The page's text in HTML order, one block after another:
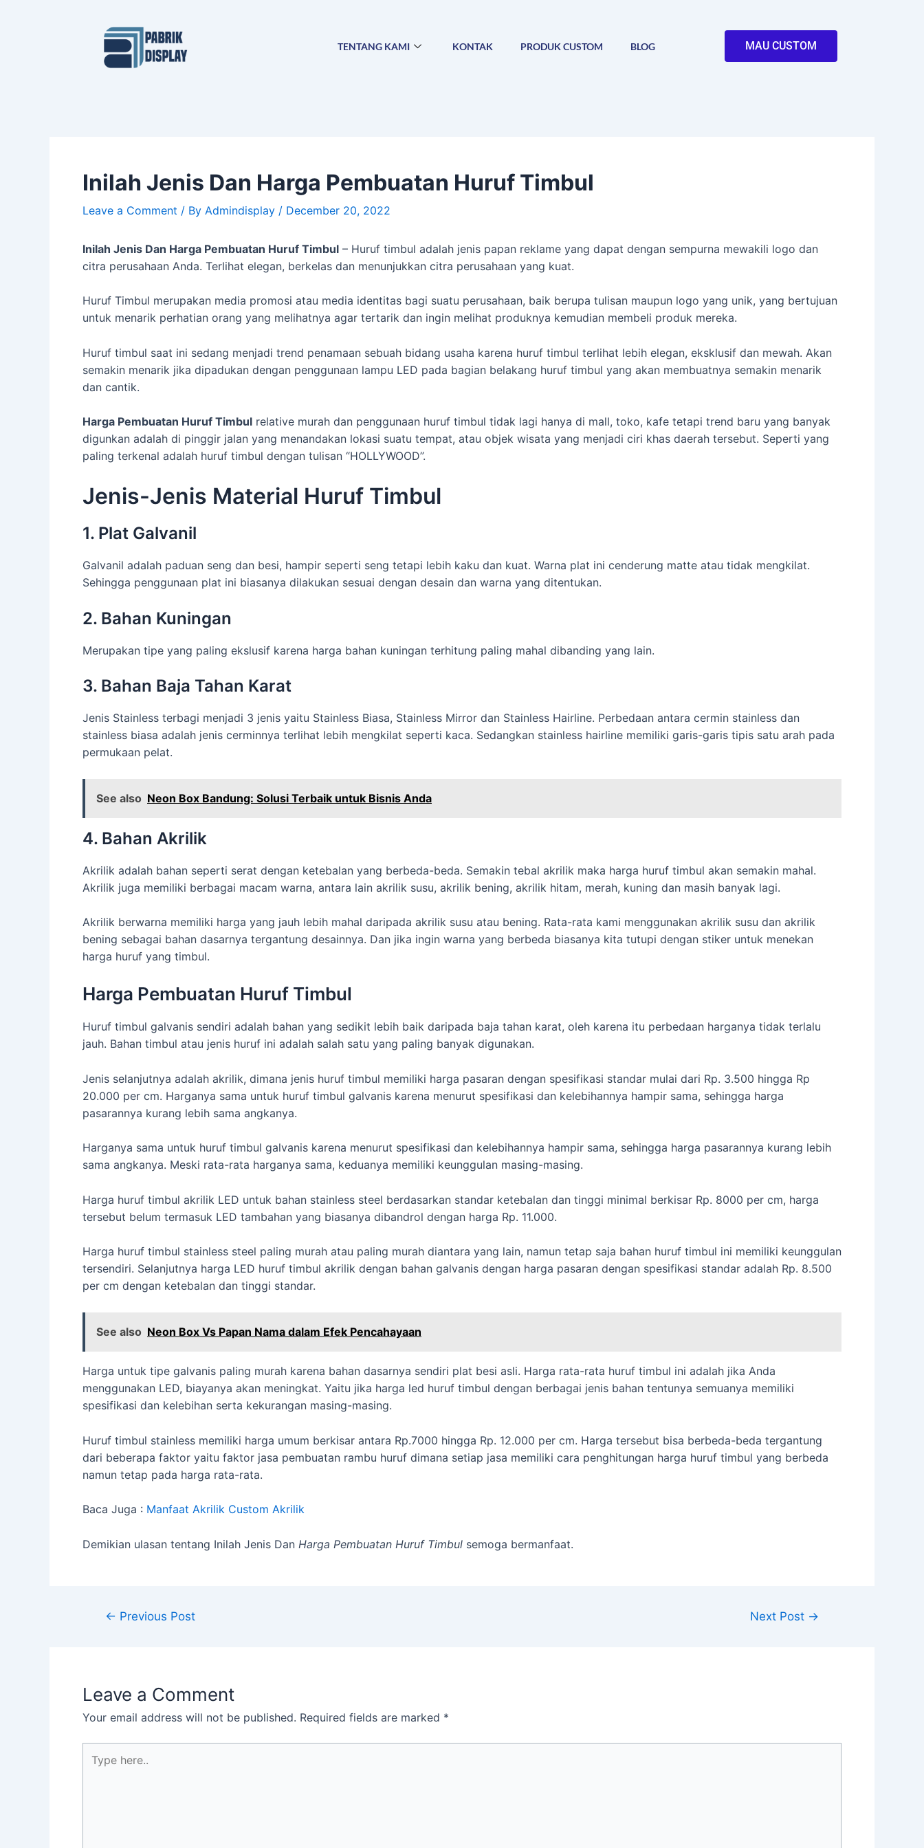
TENTANG KAMI KONTAK PRODUK CUSTOM BLOG MAU CUSTOM
Inilah Jenis Dan Harga Pembuatan Huruf Timbul
Leave a Comment / By Admindisplay / December 20, 2022
Inilah Jenis Dan Harga Pembuatan Huruf Timbul – Huruf timbul adalah jenis papan reklame yang dapat dengan sempurna mewakili logo dan
citra perusahaan Anda. Terlihat elegan, berkelas dan menunjukkan citra perusahaan yang kuat.
Huruf Timbul merupakan media promosi atau media identitas bagi suatu perusahaan, baik berupa tulisan maupun logo yang unik, yang bertujuan
untuk menarik perhatian orang yang melihatnya agar tertarik dan ingin melihat produknya kemudian membeli produk mereka.
Huruf timbul saat ini sedang menjadi trend penamaan sebuah bidang usaha karena huruf timbul terlihat lebih elegan, eksklusif dan mewah. Akan
semakin menarik jika dipadukan dengan penggunaan lampu LED pada bagian belakang huruf timbul yang akan membuatnya semakin menarik
dan cantik.
Harga Pembuatan Huruf Timbul relative murah dan penggunaan huruf timbul tidak lagi hanya di mall, toko, kafe tetapi trend baru yang banyak
digunkan adalah di pinggir jalan yang menandakan lokasi suatu tempat, atau objek wisata yang menjadi ciri khas daerah tersebut. Seperti yang
paling terkenal adalah huruf timbul dengan tulisan “HOLLYWOOD”.
Jenis-Jenis Material Huruf Timbul
1. Plat Galvanil
Galvanil adalah paduan seng dan besi, hampir seperti seng tetapi lebih kaku dan kuat. Warna plat ini cenderung matte atau tidak mengkilat.
Sehingga penggunaan plat ini biasanya dilakukan sesuai dengan desain dan warna yang ditentukan.
2. Bahan Kuningan
Merupakan tipe yang paling ekslusif karena harga bahan kuningan terhitung paling mahal dibanding yang lain.
3. Bahan Baja Tahan Karat
Jenis Stainless terbagi menjadi 3 jenis yaitu Stainless Biasa, Stainless Mirror dan Stainless Hairline. Perbedaan antara cermin stainless dan
stainless biasa adalah jenis cerminnya terlihat lebih mengkilat seperti kaca. Sedangkan stainless hairline memiliki garis-garis tipis satu arah pada
permukaan pelat.
See also Neon Box Bandung: Solusi Terbaik untuk Bisnis Anda
4. Bahan Akrilik
Akrilik adalah bahan seperti serat dengan ketebalan yang berbeda-beda. Semakin tebal akrilik maka harga huruf timbul akan semakin mahal.
Akrilik juga memiliki berbagai macam warna, antara lain akrilik susu, akrilik bening, akrilik hitam, merah, kuning dan masih banyak lagi.
Akrilik berwarna memiliki harga yang jauh lebih mahal daripada akrilik susu atau bening. Rata-rata kami menggunakan akrilik susu dan akrilik
bening sebagai bahan dasarnya tergantung desainnya. Dan jika ingin warna yang berbeda biasanya kita tutupi dengan stiker untuk menekan
harga huruf yang timbul.
Harga Pembuatan Huruf Timbul
Huruf timbul galvanis sendiri adalah bahan yang sedikit lebih baik daripada baja tahan karat, oleh karena itu perbedaan harganya tidak terlalu
jauh. Bahan timbul atau jenis huruf ini adalah salah satu yang paling banyak digunakan.
Jenis selanjutnya adalah akrilik, dimana jenis huruf timbul memiliki harga pasaran dengan spesifikasi standar mulai dari Rp. 3.500 hingga Rp
20.000 per cm. Harganya sama untuk huruf timbul galvanis karena menurut spesifikasi dan kelebihannya hampir sama, sehingga harga
pasarannya kurang lebih sama angkanya.
Harganya sama untuk huruf timbul galvanis karena menurut spesifikasi dan kelebihannya hampir sama, sehingga harga pasarannya kurang lebih
sama angkanya. Meski rata-rata harganya sama, keduanya memiliki keunggulan masing-masing.
Harga huruf timbul akrilik LED untuk bahan stainless steel berdasarkan standar ketebalan dan tinggi minimal berkisar Rp. 8000 per cm, harga
tersebut belum termasuk LED tambahan yang biasanya dibandrol dengan harga Rp. 11.000.
Harga huruf timbul stainless steel paling murah atau paling murah diantara yang lain, namun tetap saja bahan huruf timbul ini memiliki keunggulan
tersendiri. Selanjutnya harga LED huruf timbul akrilik dengan bahan galvanis dengan harga pasaran dengan spesifikasi standar adalah Rp. 8.500
per cm dengan ketebalan dan tinggi standar.
See also Neon Box Vs Papan Nama dalam Efek Pencahayaan
Harga untuk tipe galvanis paling murah karena bahan dasarnya sendiri plat besi asli. Harga rata-rata huruf timbul ini adalah jika Anda
menggunakan LED, biayanya akan meningkat. Yaitu jika harga led huruf timbul dengan berbagai jenis bahan tentunya semuanya memiliki
spesifikasi dan kelebihan serta kekurangan masing-masing.
Huruf timbul stainless memiliki harga umum berkisar antara Rp.7000 hingga Rp. 12.000 per cm. Harga tersebut bisa berbeda-beda tergantung
dari beberapa faktor yaitu faktor jasa pembuatan rambu huruf dimana setiap jasa memiliki cara penghitungan harga huruf timbul yang berbeda
namun tetap pada harga rata-rata.
Baca Juga : Manfaat Akrilik Custom Akrilik
Demikian ulasan tentang Inilah Jenis Dan Harga Pembuatan Huruf Timbul semoga bermanfaat.
navigation
← Previous Post Next Post →
Leave a Comment
Your email address will not be published. Required fields are marked *
here..